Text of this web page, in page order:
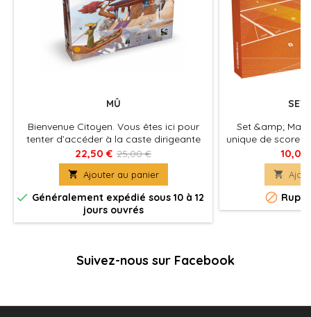
MÛ
Bienvenue Citoyen. Vous êtes ici pour
tenter d’accéder à la caste dirigeante
de Mu. Afin de tester vos aptitudes, vous
et une poignée d’autres prétendants
allez devoir construire une Cité-Source
d’exception.
22,50 € 25,00 €
 Ajouter au panier
 Généralement expédié sous 10 à 12
jours ouvrés
SET
Set &amp;
unique de
point, coup
de 7 ans, pour
novices, en
simple à
10,00


Suivez-nous sur Facebook